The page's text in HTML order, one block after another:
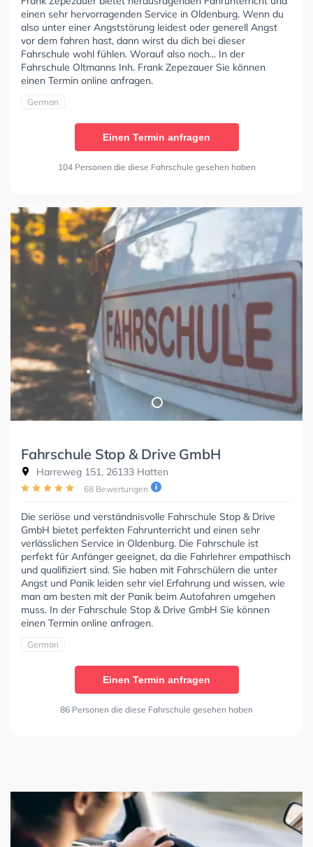
einen sehr hervorragenden Service in Oldenburg. Wenn du
also unter einer Angststörung leidest oder generell Angst
vor dem fahren hast, dann wirst du dich bei dieser
Fahrschule wohl fühlen. Worauf also noch... In der
Fahrschule Oltmanns Inh. Frank Zepezauer Sie können
einen Termin online anfragen.
German
Einen Termin anfragen
104 Personen die diese Fahrschule gesehen haben
Fahrschule Stop & Drive GmbH
Harreweg 151, 26133 Hatten
68 Bewertungen
Die seriöse und verständnisvolle Fahrschule Stop & Drive
GmbH bietet perfekten Fahrunterricht und einen sehr
verlässlichen Service in Oldenburg. Die Fahrschule ist
perfekt für Anfänger geeignet, da die Fahrlehrer empathisch
und qualifiziert sind. Sie haben mit Fahrschülern die unter
Angst und Panik leiden sehr viel Erfahrung und wissen, wie
man am besten mit der Panik beim Autofahren umgehen
muss. In der Fahrschule Stop & Drive GmbH Sie können
einen Termin online anfragen.
German
Einen Termin anfragen
86 Personen die diese Fahrschule gesehen haben